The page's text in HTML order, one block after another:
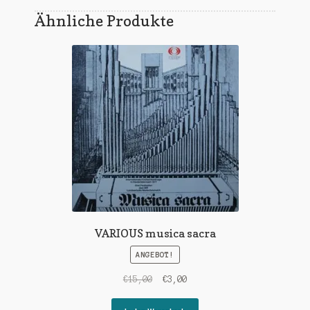
Ähnliche Produkte
VARIOUS musica sacra
ANGEBOT!
€15,00
Ursprünglicher
€3,00Aktueller